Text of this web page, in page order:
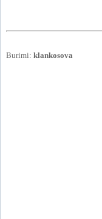
Burimi: klankosova